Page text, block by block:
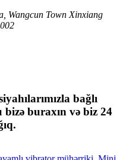
Wangcun Town Xinxiang
bağlı
bizə buraxın və biz 24